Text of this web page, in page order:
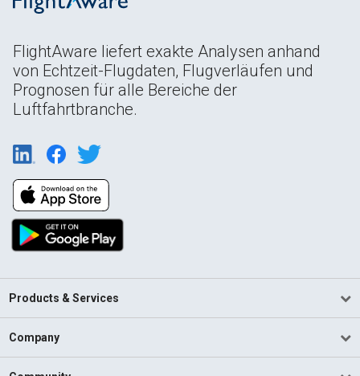
FlightAware liefert exakte Analysen anhand
von Echtzeit-Flugdaten, Flugverläufen und
Prognosen für alle Bereiche der
Luftfahrtbranche.
Products & Services
Company